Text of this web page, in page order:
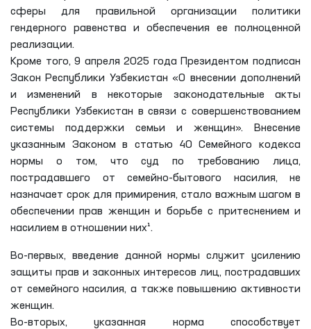
сферы для правильной организации политики
гендерного равенства и обеспечения ее полноценной
реализации.
Кроме того, 9 апреля 2025 года Президентом подписан
Закон Республики Узбекистан «О внесении дополнений
и изменений в некоторые законодательные акты
Республики Узбекистан в связи с совершенствованием
системы поддержки семьи и женщин». Внесение
указанным Законом в статью 40 Семейного кодекса
нормы о том, что суд по требованию лица,
пострадавшего от семейно-бытового насилия, не
назначает срок для примирения, стало важным шагом в
обеспечении прав женщин и борьбе с притеснением и
насилием в отношении них¹.
Во-первых, введение данной нормы служит усилению
защиты прав и законных интересов лиц, пострадавших
от семейного насилия, а также повышению активности
женщин.
Во-вторых, указанная норма способствует